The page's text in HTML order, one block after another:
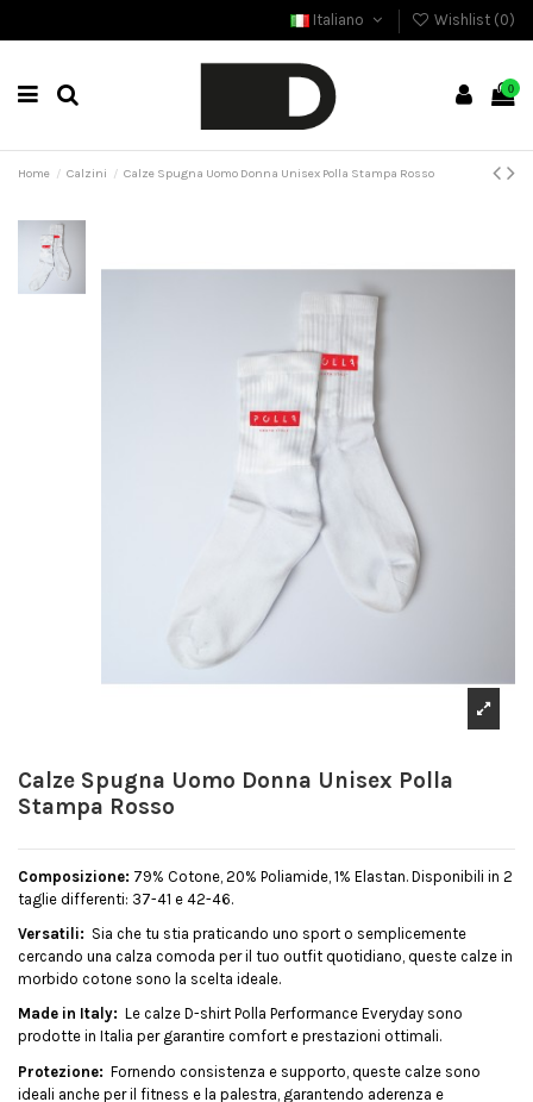
Italiano Wishlist (0)
0
Home Calzini Calze Spugna Uomo Donna Unisex Polla Stampa Rosso
Calze Spugna Uomo Donna Unisex Polla
Stampa Rosso
Composizione: 79% Cotone, 20% Poliamide, 1% Elastan. Disponibili in 2
taglie differenti: 37-41 e 42-46.
Versatili: Sia che tu stia praticando uno sport o semplicemente
cercando una calza comoda per il tuo outfit quotidiano, queste calze in
morbido cotone sono la scelta ideale.
Made in Italy: Le calze D-shirt Polla Performance Everyday sono
prodotte in Italia per garantire comfort e prestazioni ottimali.
Protezione: Fornendo consistenza e supporto, queste calze sono
ideali anche per il fitness e la palestra, garantendo aderenza e